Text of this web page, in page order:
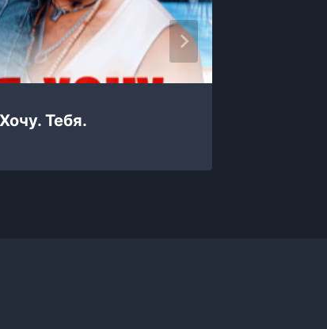
Тебя.